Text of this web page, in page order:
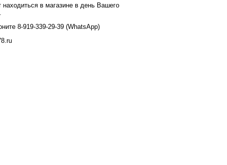
в магазине в день Вашего
8-919-339-29-39 (WhatsApp)